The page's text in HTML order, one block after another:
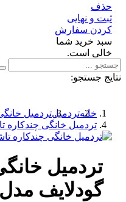
و نهایی
سفارش
خرید شما
است.
جستجو:
خانهتردمیل تردمیل خانگی
تردمیل خانگی چندکاره تاشو
تردمیل خانگی
گودلایف مدل 3200